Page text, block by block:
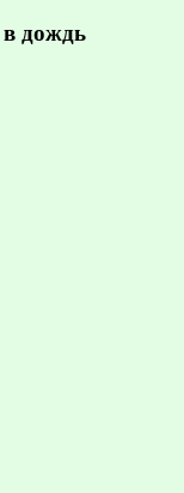
в дождь